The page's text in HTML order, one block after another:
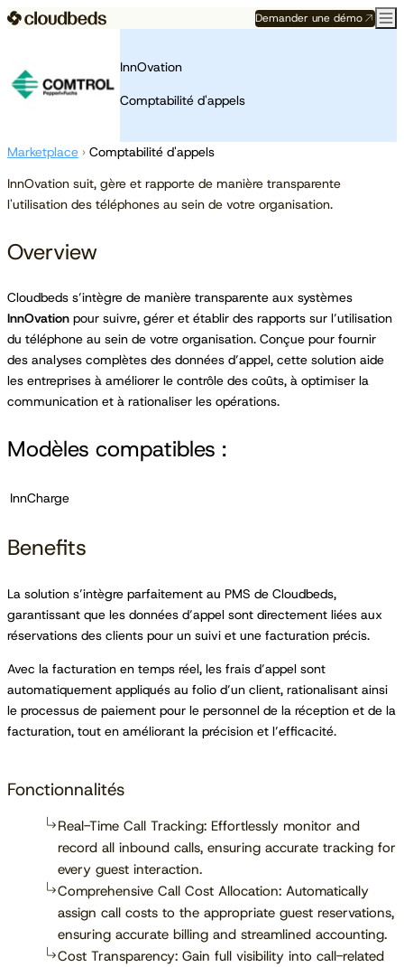
Demander une démo
InnOvation
Comptabilité d'appels
Marketplace › Comptabilité d'appels
InnOvation suit, gère et rapporte de manière transparente
l'utilisation des téléphones au sein de votre organisation.
Overview
Cloudbeds s’intègre de manière transparente aux systèmes
InnOvation pour suivre, gérer et établir des rapports sur l’utilisation
du téléphone au sein de votre organisation. Conçue pour fournir
des analyses complètes des données d’appel, cette solution aide
les entreprises à améliorer le contrôle des coûts, à optimiser la
communication et à rationaliser les opérations.
Modèles compatibles :
InnCharge
Benefits
La solution s’intègre parfaitement au PMS de Cloudbeds,
garantissant que les données d’appel sont directement liées aux
réservations des clients pour un suivi et une facturation précis.
Avec la facturation en temps réel, les frais d’appel sont
automatiquement appliqués au folio d’un client, rationalisant ainsi
le processus de paiement pour le personnel de la réception et de la
facturation, tout en améliorant la précision et l’efficacité.
Fonctionnalités
Real-Time Call Tracking: Effortlessly monitor and
record all inbound calls, ensuring accurate tracking for
every guest interaction.
Comprehensive Call Cost Allocation: Automatically
assign call costs to the appropriate guest reservations,
ensuring accurate billing and streamlined accounting.
Cost Transparency: Gain full visibility into call-related